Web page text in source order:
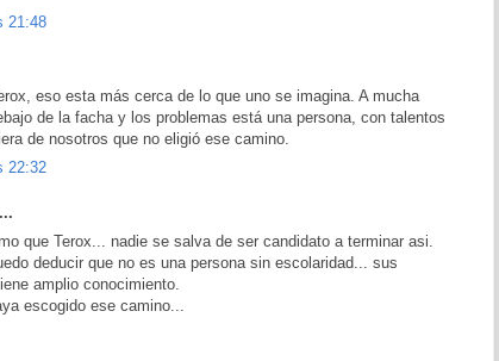
21:48
eso esta más cerca de lo que uno se imagina. A mucha
de la facha y los problemas está una persona, con talentos
de nosotros que no eligió ese camino.
22:32
que Terox... nadie se salva de ser candidato a terminar asi.
deducir que no es una persona sin escolaridad... sus
amplio conocimiento.
escogido ese camino...